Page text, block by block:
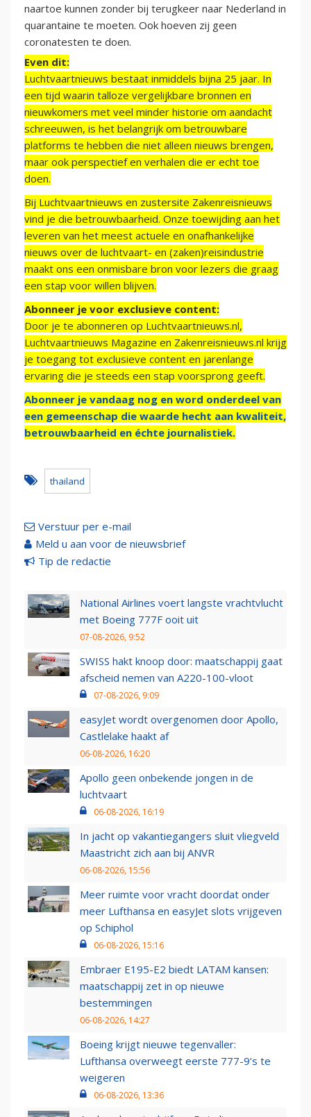
naartoe kunnen zonder bij terugkeer naar Nederland in
quarantaine te moeten. Ook hoeven zij geen
coronatesten te doen.
Even dit:
Luchtvaartnieuws bestaat inmiddels bijna 25 jaar. In
een tijd waarin talloze vergelijkbare bronnen en
nieuwkomers met veel minder historie om aandacht
schreeuwen, is het belangrijk om betrouwbare
platforms te hebben die niet alleen nieuws brengen,
maar ook perspectief en verhalen die er echt toe
doen.
Bij Luchtvaartnieuws en zustersite Zakenreisnieuws
vind je die betrouwbaarheid. Onze toewijding aan het
leveren van het meest actuele en onafhankelijke
nieuws over de luchtvaart- en (zaken)reisindustrie
maakt ons een onmisbare bron voor lezers die graag
een stap voor willen blijven.
Abonneer je voor exclusieve content:
Door je te abonneren op Luchtvaartnieuws.nl,
Luchtvaartnieuws Magazine en Zakenreisnieuws.nl krijg
je toegang tot exclusieve content en jarenlange
ervaring die je steeds een stap voorsprong geeft.
Abonneer je vandaag nog en word onderdeel van
een gemeenschap die waarde hecht aan kwaliteit,
betrouwbaarheid en échte journalistiek.
thailand
Verstuur per e-mail
Meld u aan voor de nieuwsbrief
Tip de redactie
National Airlines voert langste vrachtvlucht
met Boeing 777F ooit uit
07-08-2026, 9:52
SWISS hakt knoop door: maatschappij gaat
afscheid nemen van A220-100-vloot
07-08-2026, 9:09
easyJet wordt overgenomen door Apollo,
Castlelake haakt af
06-08-2026, 16:20
Apollo geen onbekende jongen in de
luchtvaart
06-08-2026, 16:19
In jacht op vakantiegangers sluit vliegveld
Maastricht zich aan bij ANVR
06-08-2026, 15:56
Meer ruimte voor vracht doordat onder
meer Lufthansa en easyJet slots vrijgeven
op Schiphol
06-08-2026, 15:16
Embraer E195-E2 biedt LATAM kansen:
maatschappij zet in op nieuwe
bestemmingen
06-08-2026, 14:27
Boeing krijgt nieuwe tegenvaller:
Lufthansa overweegt eerste 777-9’s te
weigeren
06-08-2026, 13:36